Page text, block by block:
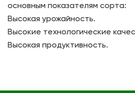
основным показателям сорта:
Высокая урожайность.
Высокие технологические
Высокая продуктивность.